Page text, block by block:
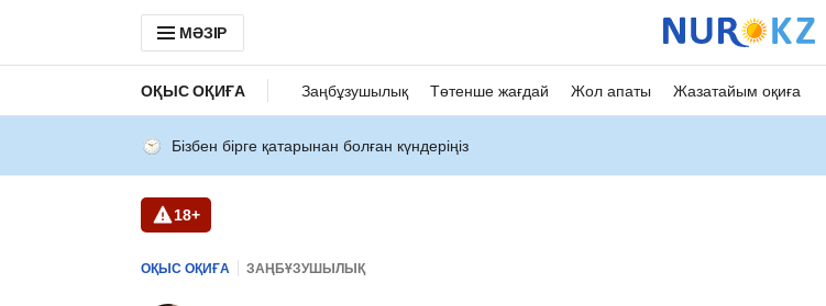
МӘЗІР
ОҚЫС ОҚИҒА Заңбұзушылық Төтенше жағдай Жол апаты Жазатайым оқиға
Бізбен бірге қатарынан болған күндеріңіз
18+
ОҚЫС ОҚИҒА ЗАҢБҰЗУШЫЛЫҚ